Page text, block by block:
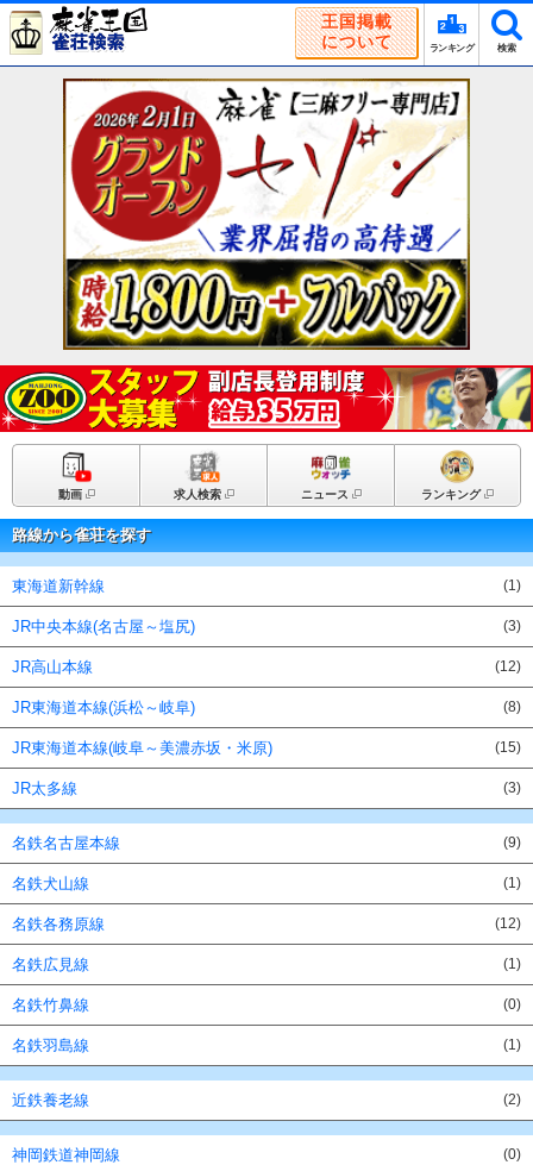
王国掲載
について
ランキング 検索
動画 求人検索 ニュース ランキング
路線から雀荘を探す
東海道新幹線 (1)
JR中央本線(名古屋～塩尻) (3)
JR高山本線 (12)
JR東海道本線(浜松～岐阜) (8)
JR東海道本線(岐阜～美濃赤坂・米原) (15)
JR太多線 (3)
名鉄名古屋本線 (9)
名鉄犬山線 (1)
名鉄各務原線 (12)
名鉄広見線 (1)
名鉄竹鼻線 (0)
名鉄羽島線 (1)
近鉄養老線 (2)
神岡鉄道神岡線 (0)